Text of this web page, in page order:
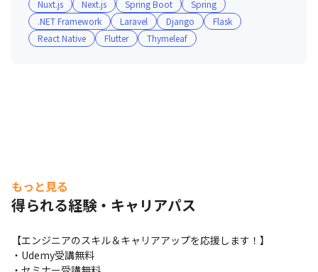
Nuxt.js Next.js Spring Boot
Spring
.NET Framework
Laravel Django
Flask
React Native
Flutter Thymeleaf
もっと見る
得られる経験・キャリアパス
【エンジニアのスキル＆キャリアアップを応援します！】
・Udemy受講無料